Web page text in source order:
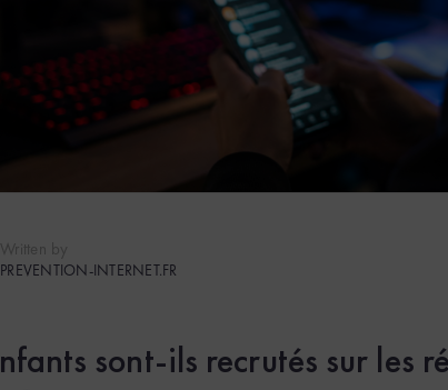
PREVENTION-INTERNET.FR
sont-ils recrutés sur les